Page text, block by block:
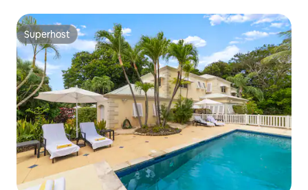
Superhost
Superhost